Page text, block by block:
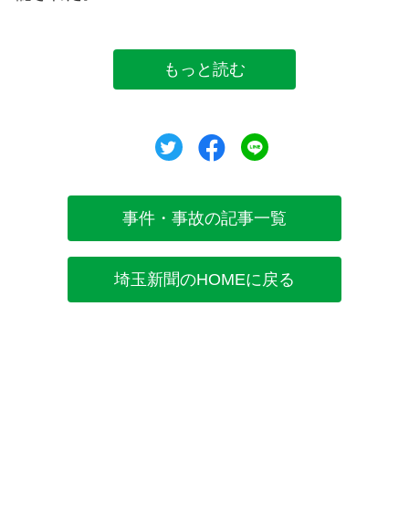
もっと読む
ツイートシェア
事件・事故の記事一覧
埼玉新聞のHOMEに戻る